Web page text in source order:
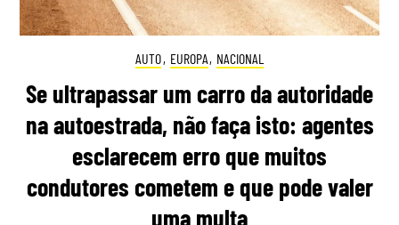
AUTO, EUROPA, NACIONAL
Se ultrapassar um carro da autoridade
na autoestrada, não faça isto: agentes
esclarecem erro que muitos
condutores cometem e que pode valer
uma multa